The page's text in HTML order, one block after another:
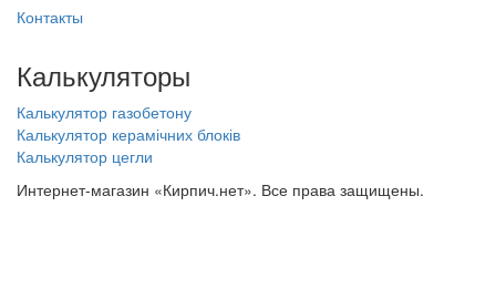
Контакты
Калькуляторы
Калькулятор газобетону
Калькулятор керамічних блоків
Калькулятор цегли
Интернет-магазин «Кирпич.нет». Все права защищены.